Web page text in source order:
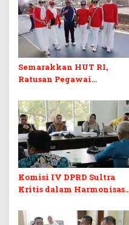
Semarakkan HUT RI,
Ratusan Pegawai
Ikuti Lomba Bola Gotong
Komisi IV DPRD Sultra
Kritis dalam Harmonisasi
Perubahan APBD 2026